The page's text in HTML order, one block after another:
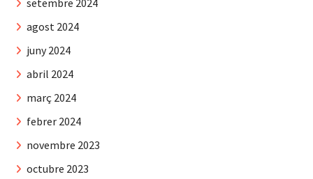
setembre 2024
agost 2024
juny 2024
abril 2024
març 2024
febrer 2024
novembre 2023
octubre 2023